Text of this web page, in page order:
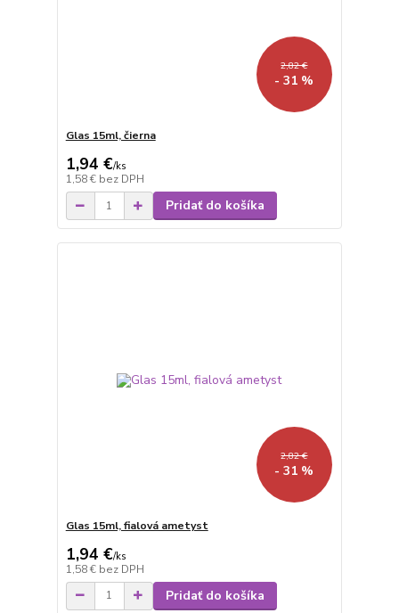
2,82 €
- 31 %
Glas 15ml, čierna
1,94 €/ks
1,58 € bez DPH
Pridať do košíka
2,82 €
- 31 %
Glas 15ml, fialová ametyst
1,94 €/ks
1,58 € bez DPH
Pridať do košíka